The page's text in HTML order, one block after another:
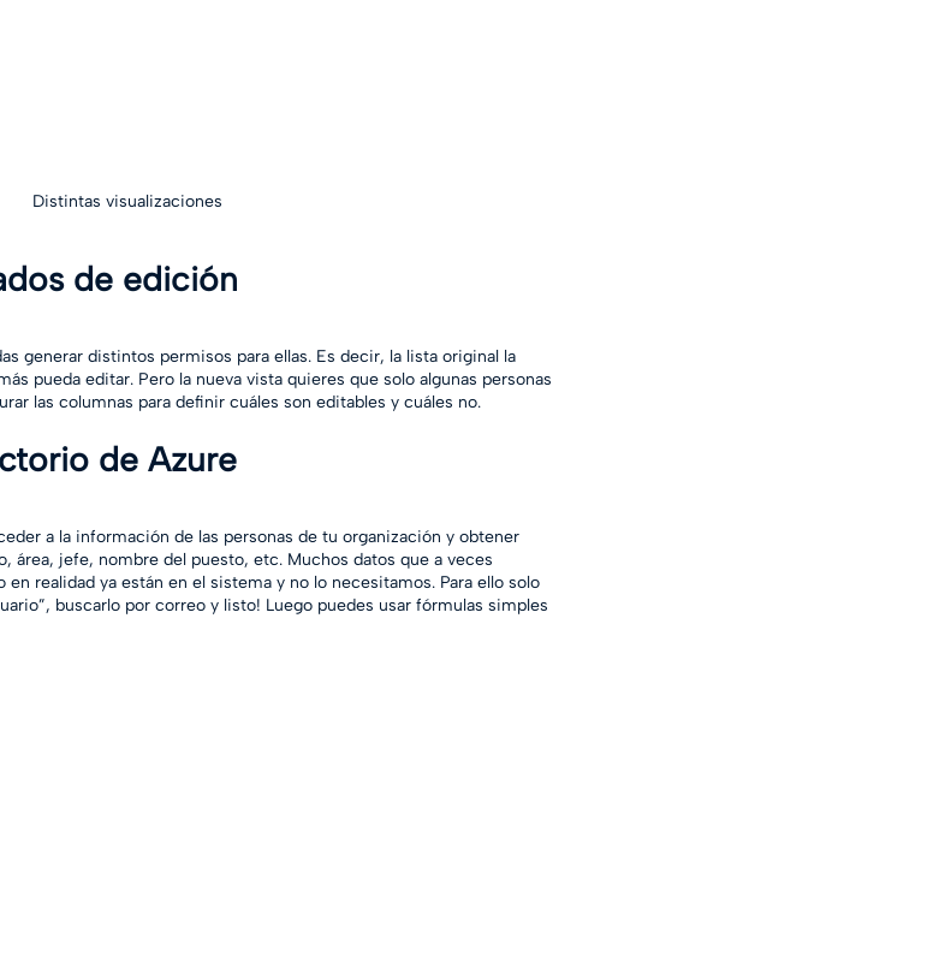
Distintas visualizaciones
de edición
generar distintos permisos para ellas. Es decir, la lista original la
pueda editar. Pero la nueva vista quieres que solo algunas personas
las columnas para definir cuáles son editables y cuáles no.
de Azure
a la información de las personas de tu organización y obtener
área, jefe, nombre del puesto, etc. Muchos datos que a veces
en realidad ya están en el sistema y no lo necesitamos. Para ello solo
buscarlo por correo y listo! Luego puedes usar fórmulas simples